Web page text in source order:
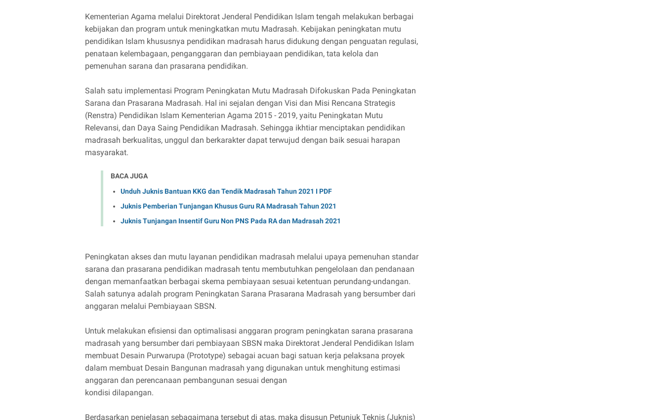
Kementerian Agama melalui Direktorat Jenderal Pendidikan Islam tengah melakukan berbagai
kebijakan dan program untuk meningkatkan mutu Madrasah. Kebijakan peningkatan mutu
pendidikan Islam khususnya pendidikan madrasah harus didukung dengan penguatan regulasi,
penataan kelembagaan, penganggaran dan pembiayaan pendidikan, tata kelola dan
pemenuhan sarana dan prasarana pendidikan.
Salah satu implementasi Program Peningkatan Mutu Madrasah Difokuskan Pada Peningkatan
Sarana dan Prasarana Madrasah. Hal ini sejalan dengan Visi dan Misi Rencana Strategis
(Renstra) Pendidikan Islam Kementerian Agama 2015 - 2019, yaitu Peningkatan Mutu
Relevansi, dan Daya Saing Pendidikan Madrasah. Sehingga ikhtiar menciptakan pendidikan
madrasah berkualitas, unggul dan berkarakter dapat terwujud dengan baik sesuai harapan
masyarakat.
BACA JUGA
Unduh Juknis Bantuan KKG dan Tendik Madrasah Tahun 2021 I PDF
Juknis Pemberian Tunjangan Khusus Guru RA Madrasah Tahun 2021
Juknis Tunjangan Insentif Guru Non PNS Pada RA dan Madrasah 2021
Peningkatan akses dan mutu layanan pendidikan madrasah melalui upaya pemenuhan standar
sarana dan prasarana pendidikan madrasah tentu membutuhkan pengelolaan dan pendanaan
dengan memanfaatkan berbagai skema pembiayaan sesuai ketentuan perundang-undangan.
Salah satunya adalah program Peningkatan Sarana Prasarana Madrasah yang bersumber dari
anggaran melalui Pembiayaan SBSN.
Untuk melakukan efisiensi dan optimalisasi anggaran program peningkatan sarana prasarana
madrasah yang bersumber dari pembiayaan SBSN maka Direktorat Jenderal Pendidikan Islam
membuat Desain Purwarupa (Prototype) sebagai acuan bagi satuan kerja pelaksana proyek
dalam membuat Desain Bangunan madrasah yang digunakan untuk menghitung estimasi
anggaran dan perencanaan pembangunan sesuai dengan
kondisi dilapangan.
Berdasarkan penjelasan sebagaimana tersebut di atas, maka disusun Petunjuk Teknis (Juknis)